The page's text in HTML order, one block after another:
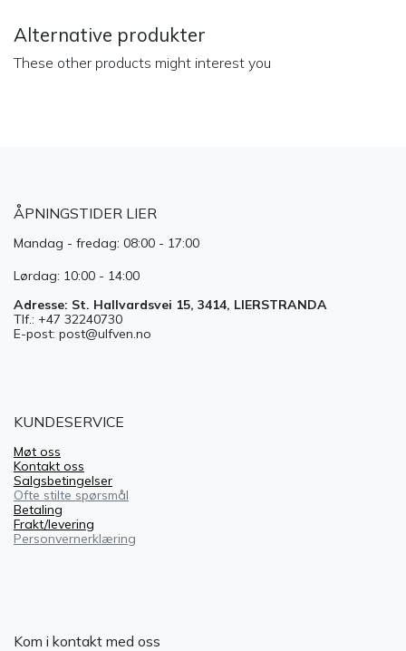
Alternative produkter
These other products might interest you
ÅPNINGSTIDER LIER
Mandag - fredag: 08:00 - 17:00
Lørdag: 10:00 - 14:00
Adresse: St. Hallvardsvei 15, 3414, LIERSTRANDA
Tlf.: +47 32240730
E-post: post@ulfven.no
KUNDESERVICE
Møt oss
Kontakt oss
Salgsbetingelser
Ofte stilte spørsmål
Betaling
Frakt/levering
Personvernerklæring
Kom i kontakt med oss